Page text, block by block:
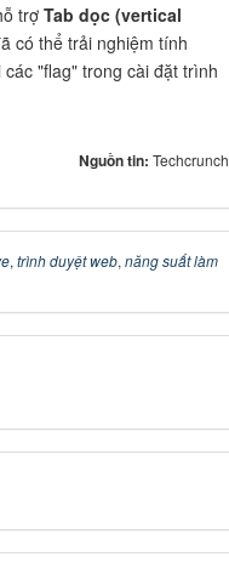
trợ Tab dọc (vertical
có thể trải nghiệm tính
"flag" trong cài đặt trình
Nguồn tin: Techcrunch
, trình duyệt web, năng suất làm